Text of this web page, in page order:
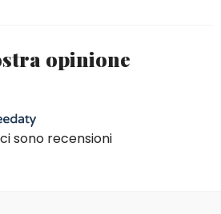
opinione
sono recensioni